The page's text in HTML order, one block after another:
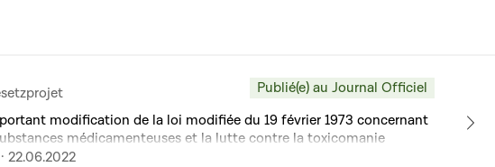
Publié(e) au Journal Officiel
modification de la loi modifiée du 19 février 1973 concernant
médicamenteuses et la lutte contre la toxicomanie
22.06.2022